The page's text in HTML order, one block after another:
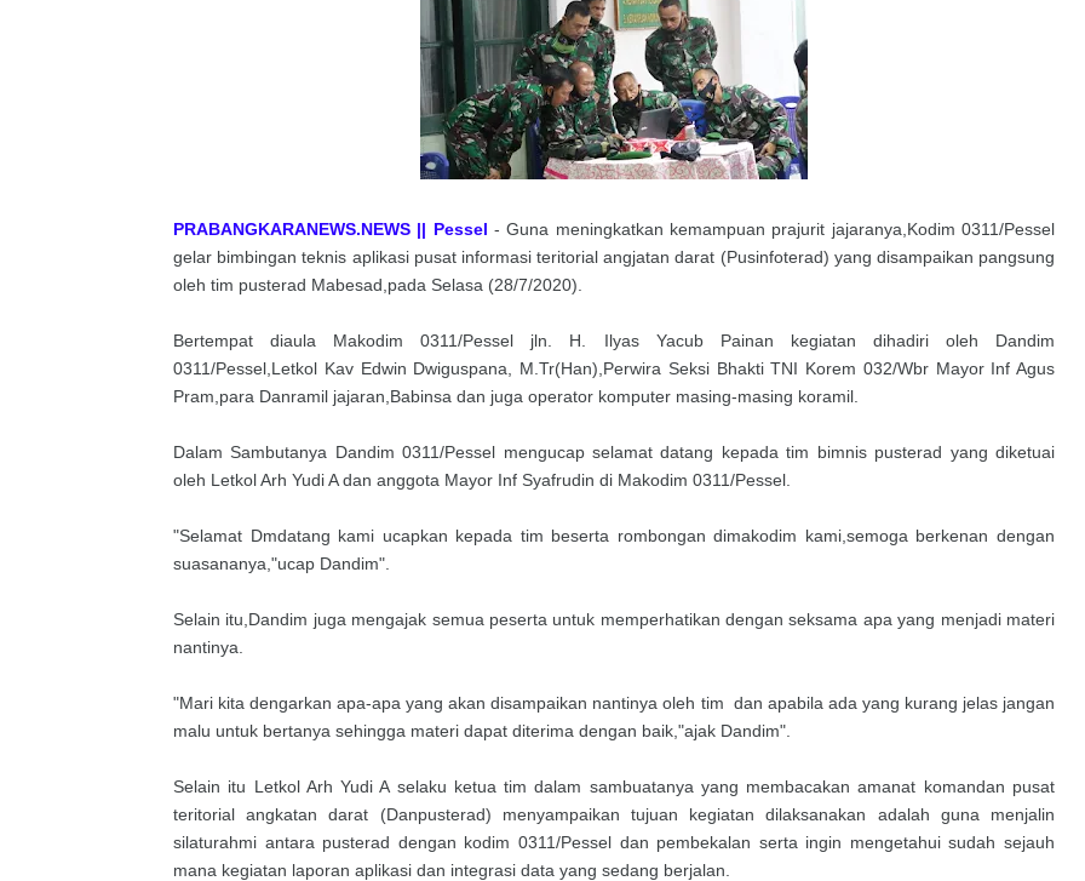
PRABANGKARANEWS.NEWS || Pessel - Guna meningkatkan kemampuan prajurit jajaranya,Kodim 0311/Pessel
gelar bimbingan teknis aplikasi pusat informasi teritorial angjatan darat (Pusinfoterad) yang disampaikan pangsung
oleh tim pusterad Mabesad,pada Selasa (28/7/2020).
Bertempat diaula Makodim 0311/Pessel jln. H. Ilyas Yacub Painan kegiatan dihadiri oleh Dandim
0311/Pessel,Letkol Kav Edwin Dwiguspana, M.Tr(Han),Perwira Seksi Bhakti TNI Korem 032/Wbr Mayor Inf Agus
Pram,para Danramil jajaran,Babinsa dan juga operator komputer masing-masing koramil.
Dalam Sambutanya Dandim 0311/Pessel mengucap selamat datang kepada tim bimnis pusterad yang diketuai
oleh Letkol Arh Yudi A dan anggota Mayor Inf Syafrudin di Makodim 0311/Pessel.
"Selamat Dmdatang kami ucapkan kepada tim beserta rombongan dimakodim kami,semoga berkenan dengan
suasananya,"ucap Dandim".
Selain itu,Dandim juga mengajak semua peserta untuk memperhatikan dengan seksama apa yang menjadi materi
nantinya.
"Mari kita dengarkan apa-apa yang akan disampaikan nantinya oleh tim dan apabila ada yang kurang jelas jangan
malu untuk bertanya sehingga materi dapat diterima dengan baik,"ajak Dandim".
Selain itu Letkol Arh Yudi A selaku ketua tim dalam sambuatanya yang membacakan amanat komandan pusat
teritorial angkatan darat (Danpusterad) menyampaikan tujuan kegiatan dilaksanakan adalah guna menjalin
silaturahmi antara pusterad dengan kodim 0311/Pessel dan pembekalan serta ingin mengetahui sudah sejauh
mana kegiatan laporan aplikasi dan integrasi data yang sedang berjalan.